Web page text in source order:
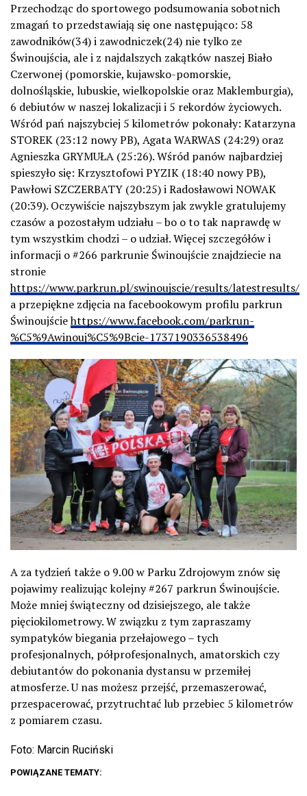
Przechodząc do sportowego podsumowania sobotnich
zmagań to przedstawiają się one następująco: 58
zawodników(34) i zawodniczek(24) nie tylko ze
Świnoujścia, ale i z najdalszych zakątków naszej Biało
Czerwonej (pomorskie, kujawsko-pomorskie,
dolnośląskie, lubuskie, wielkopolskie oraz Maklemburgia),
6 debiutów w naszej lokalizacji i 5 rekordów życiowych.
Wśród pań najszybciej 5 kilometrów pokonały: Katarzyna
STOREK (23:12 nowy PB), Agata WARWAS (24:29) oraz
Agnieszka GRYMUŁA (25:26). Wśród panów najbardziej
spieszyło się: Krzysztofowi PYZIK (18:40 nowy PB),
Pawłowi SZCZERBATY (20:25) i Radosławowi NOWAK
(20:39). Oczywiście najszybszym jak zwykle gratulujemy
czasów a pozostałym udziału – bo o to tak naprawdę w
tym wszystkim chodzi – o udział. Więcej szczegółów i
informacji o #266 parkrunie Świnoujście znajdziecie na
stronie
https://www.parkrun.pl/swinoujscie/results/latestresults/
a przepiękne zdjęcia na facebookowym profilu parkrun
Świnoujściehttps://www.facebook.com/parkrun-
%C5%9Awinouj%C5%9Bcie-1737190336538496
A za tydzień także o 9.00 w Parku Zdrojowym znów się
pojawimy realizując kolejny #267 parkrun Świnoujście.
Może mniej świąteczny od dzisiejszego, ale także
pięciokilometrowy. W związku z tym zapraszamy
sympatyków biegania przełajowego – tych
profesjonalnych, półprofesjonalnych, amatorskich czy
debiutantów do pokonania dystansu w przemiłej
atmosferze. U nas możesz przejść, przemaszerować,
przespacerować, przytruchtać lub przebiec 5 kilometrów
z pomiarem czasu.
Foto: Marcin Ruciński
POWIĄZANE TEMATY: